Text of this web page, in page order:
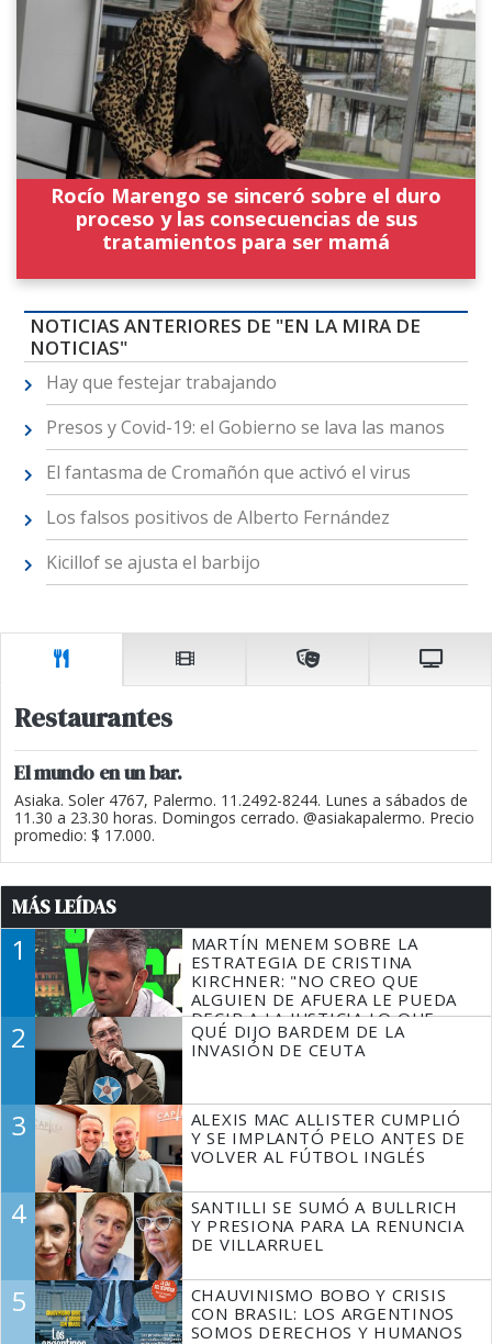
Rocío Marengo se sinceró sobre el duro
proceso y las consecuencias de sus
tratamientos para ser mamá
NOTICIAS ANTERIORES DE "EN LA MIRA DE
NOTICIAS"
Hay que festejar trabajando
Presos y Covid-19: el Gobierno se lava las manos
El fantasma de Cromañón que activó el virus
Los falsos positivos de Alberto Fernández
Kicillof se ajusta el barbijo
Restaurantes
El mundo en un bar.
Asiaka. Soler 4767, Palermo. 11.2492-8244. Lunes a sábados de
11.30 a 23.30 horas. Domingos cerrado. @asiakapalermo. Precio
promedio: $ 17.000.
MÁS LEÍDAS
1
MARTÍN MENEM SOBRE LA
ESTRATEGIA DE CRISTINA
KIRCHNER: "NO CREO QUE
ALGUIEN DE AFUERA LE PUEDA
DECIR A LA JUSTICIA LO QUE
TIENE QUE HACER"
2
QUÉ DIJO BARDEM DE LA
INVASIÓN DE CEUTA
3
ALEXIS MAC ALLISTER CUMPLIÓ
Y SE IMPLANTÓ PELO ANTES DE
VOLVER AL FÚTBOL INGLÉS
4
SANTILLI SE SUMÓ A BULLRICH
Y PRESIONA PARA LA RENUNCIA
DE VILLARRUEL
5
CHAUVINISMO BOBO Y CRISIS
CON BRASIL: LOS ARGENTINOS
SOMOS DERECHOS Y HUMANOS